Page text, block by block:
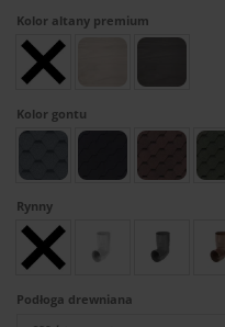
Kolor altany premium
Kolor gontu
Rynny
Podłoga drewniana